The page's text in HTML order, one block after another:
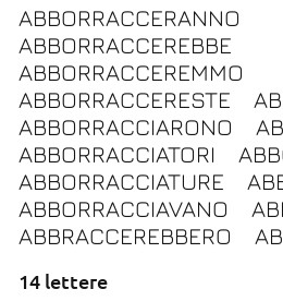
ABBORRACCERANNO
ABBORRACCEREBBE
ABBORRACCEREMMO
ABBORRACCERESTE
ABBORRACCIARONO
ABBORRACCIATORI
ABBORRACCIATURE
ABBORRACCIAVANO
ABBRACCEREBBERO
14 lettere